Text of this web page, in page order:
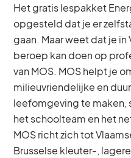
Het gratis lespakket
opgesteld dat je er
gaan. Maar weet dat je
beroep kan doen op
van MOS. MOS helpt je
milieuvriendelijke en
leefomgeving te maken,
het schoolteam en het
MOS richt zich tot
Brusselse kleuter-,